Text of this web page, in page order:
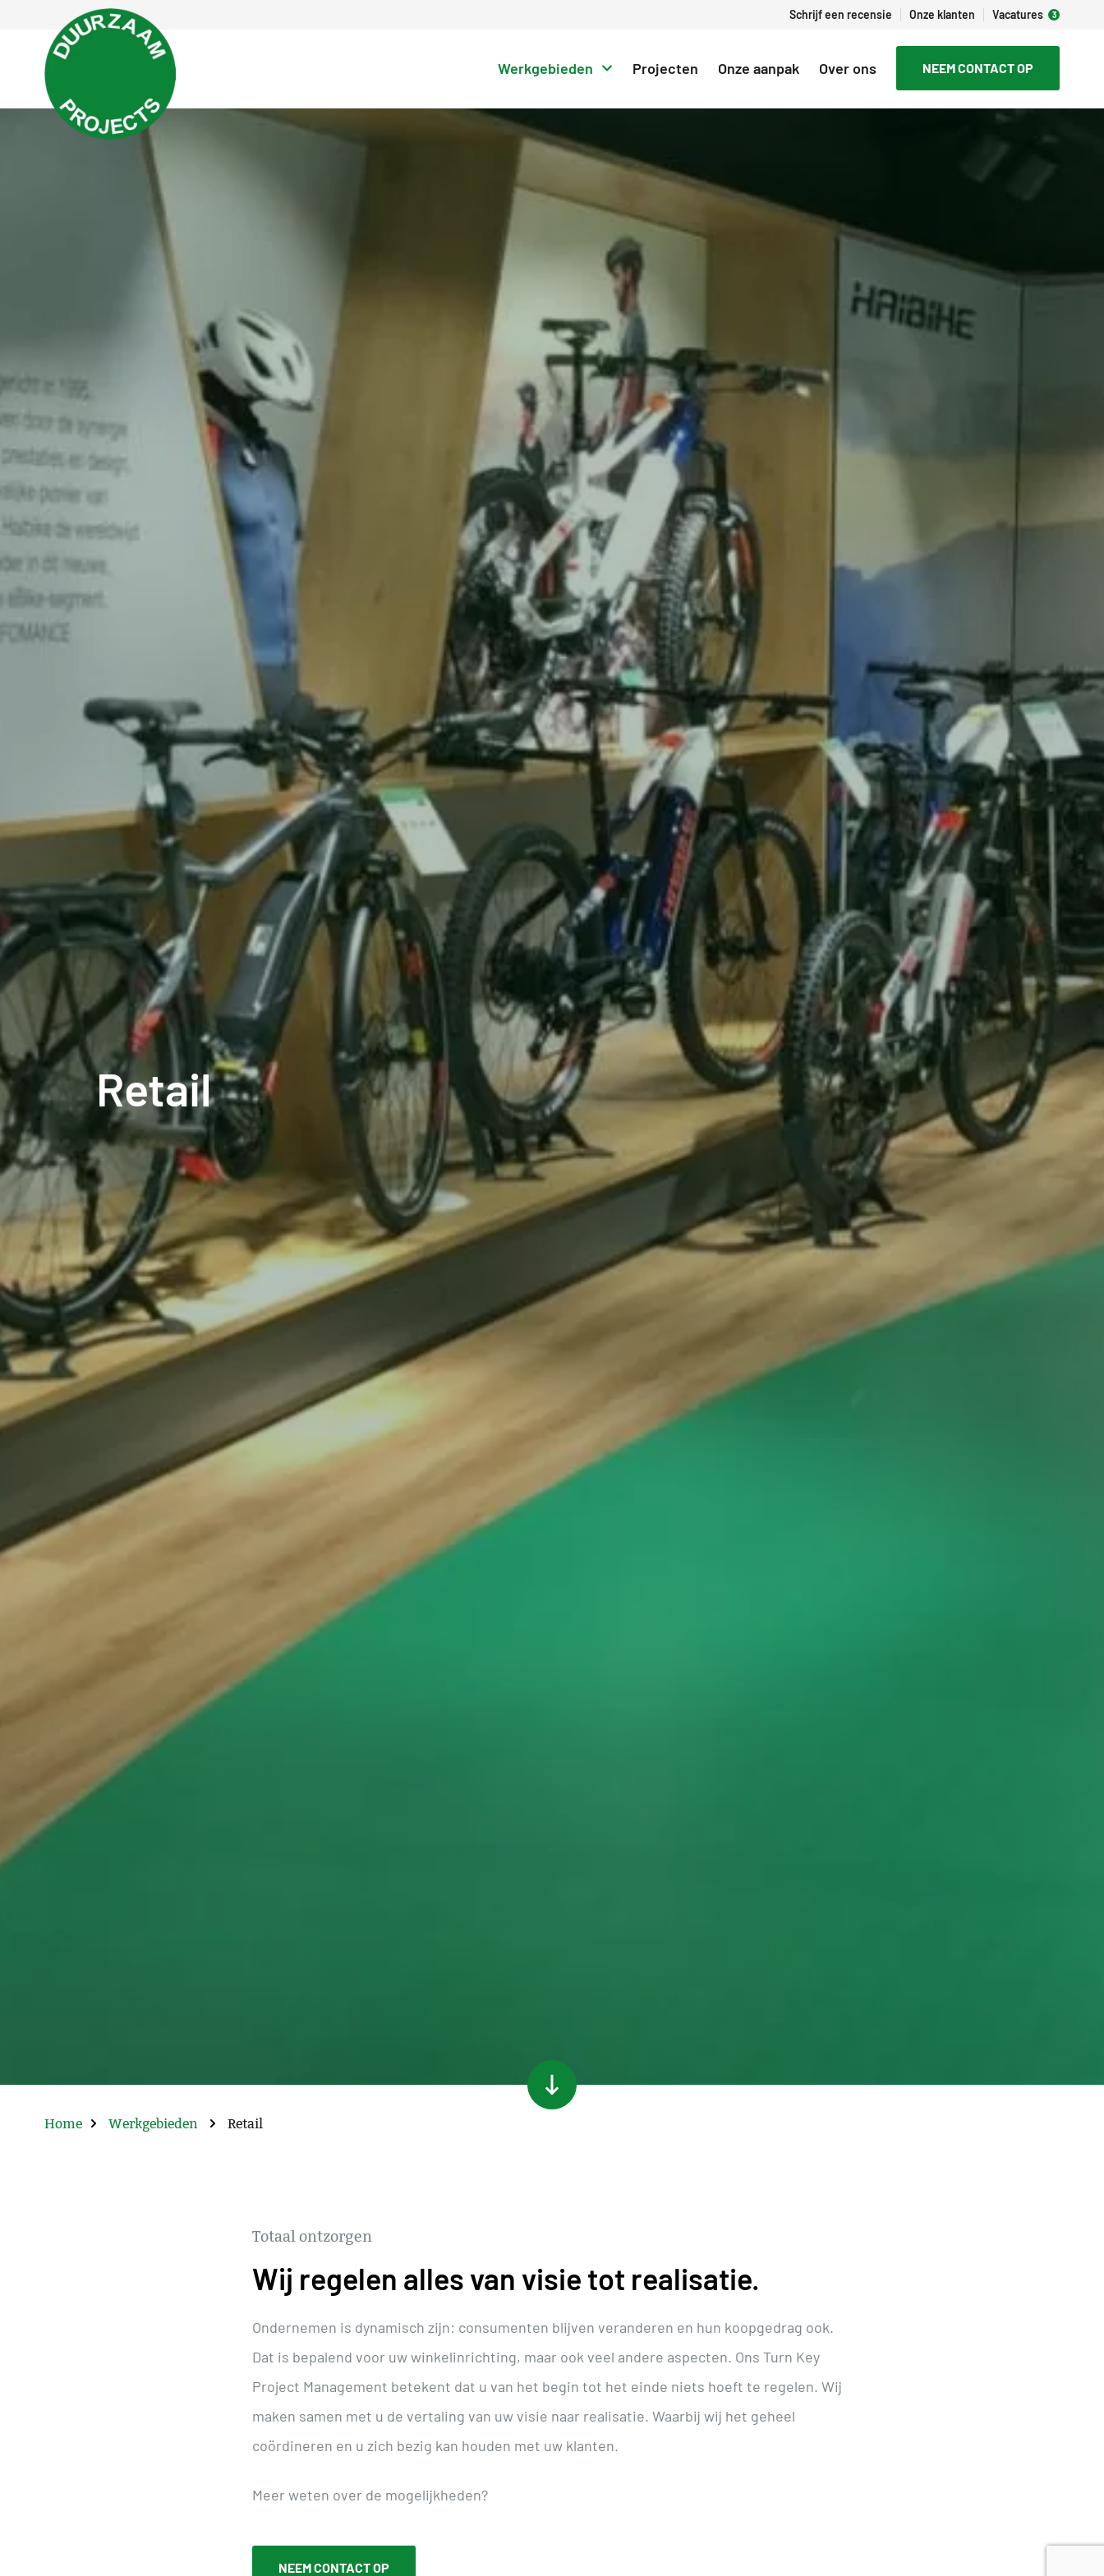
Schrijf een recensie Onze klanten Vacatures
Werkgebieden Projecten Onze aanpak Over ons NEEM CONTACT OP
Retail
Home Werkgebieden Retail
Totaal ontzorgen
Wij regelen alles van visie tot realisatie.
Ondernemen is dynamisch zijn: consumenten blijven veranderen en hun koopgedrag ook.
Dat is bepalend voor uw winkelinrichting, maar ook veel andere aspecten. Ons Turn Key
Project Management betekent dat u van het begin tot het einde niets hoeft te regelen. Wij
maken samen met u de vertaling van uw visie naar realisatie. Waarbij wij het geheel
coördineren en u zich bezig kan houden met uw klanten.
Meer weten over de mogelijkheden?
NEEM CONTACT OP